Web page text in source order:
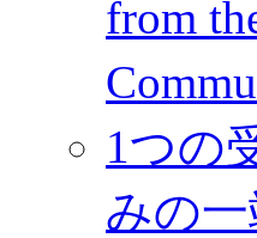
from
1つの
みの